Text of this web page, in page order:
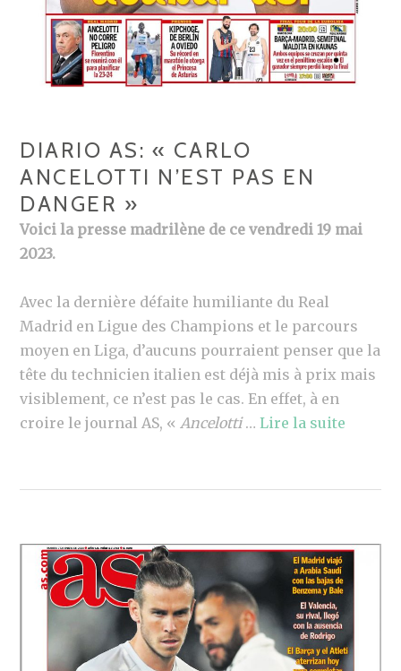
DIARIO AS: « CARLO
ANCELOTTI N’EST PAS EN
DANGER »
Voici la presse madrilène de ce vendredi 19 mai
2023.
Avec la dernière défaite humiliante du Real
Madrid en Ligue des Champions et le parcours
moyen en Liga, d’aucuns pourraient penser que la
tête du technicien italien est déjà mis à prix mais
visiblement, ce n’est pas le cas. En effet, à en
croire le journal AS, «Ancelotti…Lire la suite